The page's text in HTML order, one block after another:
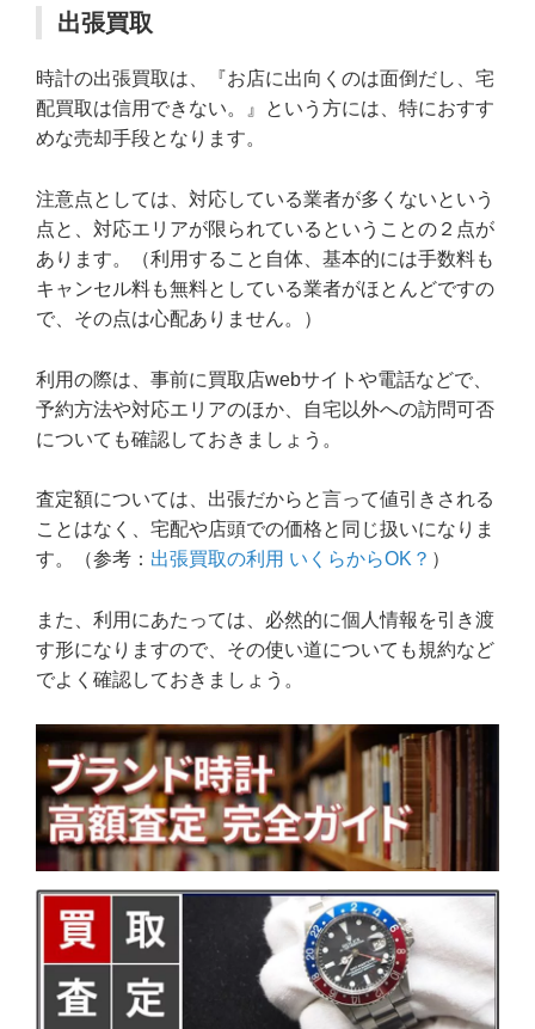
出張買取
時計の出張買取は、『お店に出向くのは面倒だし、宅
配買取は信用できない。』という方には、特におすす
めな売却手段となります。
注意点としては、対応している業者が多くないという
点と、対応エリアが限られているということの２点が
あります。（利用すること自体、基本的には手数料も
キャンセル料も無料としている業者がほとんどですの
で、その点は心配ありません。）
利用の際は、事前に買取店webサイトや電話などで、
予約方法や対応エリアのほか、自宅以外への訪問可否
についても確認しておきましょう。
査定額については、出張だからと言って値引きされる
ことはなく、宅配や店頭での価格と同じ扱いになりま
す。（参考： 出張買取の利用 いくらからOK？ ）
また、利用にあたっては、必然的に個人情報を引き渡
す形になりますので、その使い道についても規約など
でよく確認しておきましょう。